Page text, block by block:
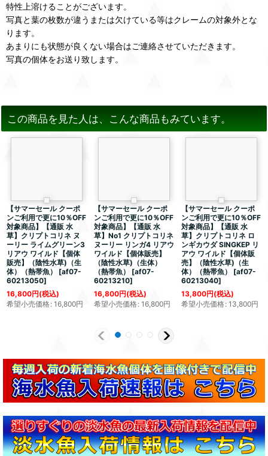
特性上溶けることがございます。
写真と葉の枚数が違うまたは欠けている等はクレームの対象外とな
ります。
あまりにも状態が良くない場合はご連絡させていただきます。
写真の個体をお送り致します。
この商品を見た人は、こんな商品もみています。
【サマーセール クーポ
ンご利用で更に10％OFF
対象商品】【通販 水
草】クリプトコリネ ヌ
ーリー ライムグリーン3
リアウ ワイルド【個体
販売】（陰性水草)（生
体）（熱帯魚）
[af07-
60213050]
16,800円(税込)
希望小売価格: 16,800円
【サマーセール クーポ
ンご利用で更に10％OFF
対象商品】【通販 水
草】No1 クリプトコリネ
ヌーリー リンガ4 リアウ
ワイルド【個体販売】
（陰性水草)（生体）
（熱帯魚）
[af07-
60213210]
16,800円(税込)
希望小売価格: 16,800円
【サマーセール クーポ
ンご利用で更に10％OFF
対象商品】【通販 水
草】クリプトコリネ ロ
ンギカウダ SINGKEP リ
アウ ワイルド【個体販
売】（陰性水草)（生
体）（熱帯魚）
[af07-
60213040]
13,800円(税込)
希望小売価格: 13,800円